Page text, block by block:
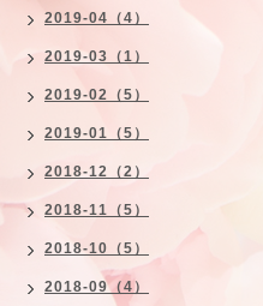
2019-04（4）
2019-03（1）
2019-02（5）
2019-01（5）
2018-12（2）
2018-11（5）
2018-10（5）
2018-09（4）